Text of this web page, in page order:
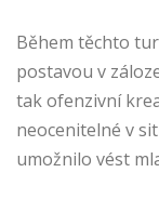
Během těchto
postavou v
tak ofenzivní
neocenitelné v
umožnilo vést